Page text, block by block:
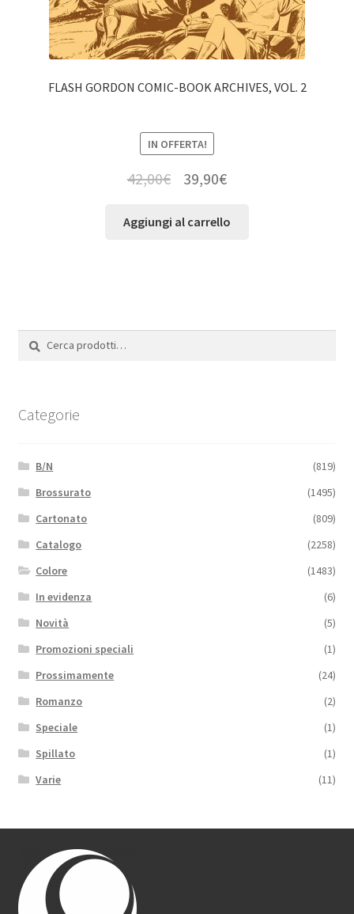
FLASH GORDON COMIC-BOOK ARCHIVES, VOL. 2
IN OFFERTA!
42,00€ 39,90€
Aggiungi al carrello
Categorie
B/N
(819)
Brossurato
(1495)
Cartonato
(809)
Catalogo
(2258)
Colore
(1483)
In evidenza
(6)
Novità
(5)
Promozioni speciali
(1)
Prossimamente
(24)
Romanzo
(2)
Speciale
(1)
Spillato
(1)
Varie
(11)